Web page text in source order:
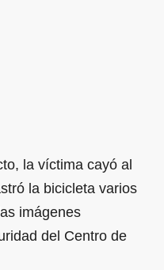
la víctima cayó al
la bicicleta varios
imágenes
del Centro de